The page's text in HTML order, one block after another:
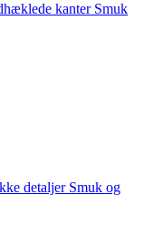
kanter Smuk
detaljer Smuk og